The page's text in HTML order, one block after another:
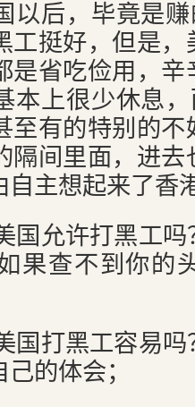
以后，毕竟是
工挺好，但是
是省吃俭用，
本上很少休息
至有的特别的
隔间里面，进
自主想起来了香
国允许打黑工
果查不到你的
国打黑工容易
的体会；